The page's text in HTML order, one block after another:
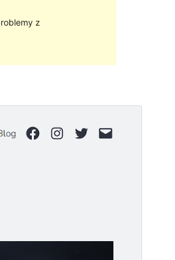
z
Alara
5.6